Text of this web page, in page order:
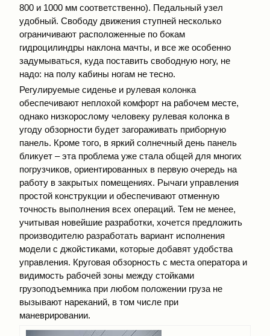
800 и 1000 мм соответственно). Педальный узел
удобный. Свободу движения ступней несколько
ограничивают расположенные по бокам
гидроцилиндры наклона мачты, и все же особенно
задумываться, куда поставить свободную ногу, не
надо: на полу кабины ногам не тесно.
Регулируемые сиденье и рулевая колонка
обеспечивают неплохой комфорт на рабочем месте,
однако низкорослому человеку рулевая колонка в
угоду обзорности будет загораживать приборную
панель. Кроме того, в яркий солнечный день панель
бликует – эта проблема уже стала общей для многих
погрузчиков, ориентированных в первую очередь на
работу в закрытых помещениях. Рычаги управления
простой конструкции и обеспечивают отменную
точность выполнения всех операций. Тем не менее,
учитывая новейшие разработки, хочется предложить
производителю разработать вариант исполнения
модели с джойстиками, которые добавят удобства
управления. Круговая обзорность с места оператора и
видимость рабочей зоны между стойками
грузоподъемника при любом положении груза не
вызывают нареканий, в том числе при
маневрировании.